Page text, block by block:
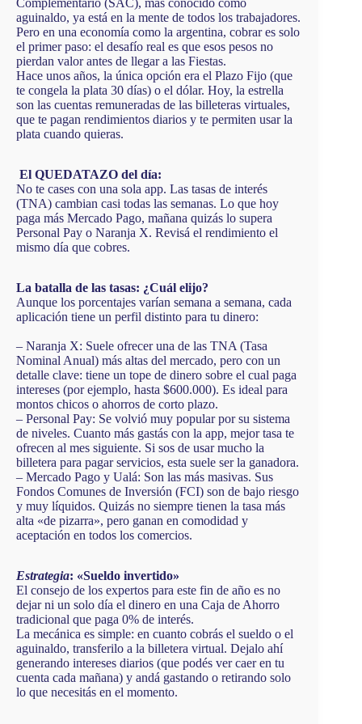
aguinaldo, ya está en la mente de todos los trabajadores.
Pero en una economía como la argentina, cobrar es solo
el primer paso: el desafío real es que esos pesos no
pierdan valor antes de llegar a las Fiestas.
Hace unos años, la única opción era el Plazo Fijo (que
te congela la plata 30 días) o el dólar. Hoy, la estrella
son las cuentas remuneradas de las billeteras virtuales,
que te pagan rendimientos diarios y te permiten usar la
plata cuando quieras.
El QUEDATAZO del día:
No te cases con una sola app. Las tasas de interés
(TNA) cambian casi todas las semanas. Lo que hoy
paga más Mercado Pago, mañana quizás lo supera
Personal Pay o Naranja X. Revisá el rendimiento el
mismo día que cobres.
La batalla de las tasas: ¿Cuál elijo?
Aunque los porcentajes varían semana a semana, cada
aplicación tiene un perfil distinto para tu dinero:
– Naranja X: Suele ofrecer una de las TNA (Tasa
Nominal Anual) más altas del mercado, pero con un
detalle clave: tiene un tope de dinero sobre el cual paga
intereses (por ejemplo, hasta $600.000). Es ideal para
montos chicos o ahorros de corto plazo.
– Personal Pay: Se volvió muy popular por su sistema
de niveles. Cuanto más gastás con la app, mejor tasa te
ofrecen al mes siguiente. Si sos de usar mucho la
billetera para pagar servicios, esta suele ser la ganadora.
– Mercado Pago y Ualá: Son las más masivas. Sus
Fondos Comunes de Inversión (FCI) son de bajo riesgo
y muy líquidos. Quizás no siempre tienen la tasa más
alta «de pizarra», pero ganan en comodidad y
aceptación en todos los comercios.
Estrategia: «Sueldo invertido»
El consejo de los expertos para este fin de año es no
dejar ni un solo día el dinero en una Caja de Ahorro
tradicional que paga 0% de interés.
La mecánica es simple: en cuanto cobrás el sueldo o el
aguinaldo, transferilo a la billetera virtual. Dejalo ahí
generando intereses diarios (que podés ver caer en tu
cuenta cada mañana) y andá gastando o retirando solo
lo que necesitás en el momento.